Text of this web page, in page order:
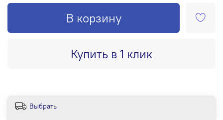
В корзину
Купить в 1 клик
Выбрать